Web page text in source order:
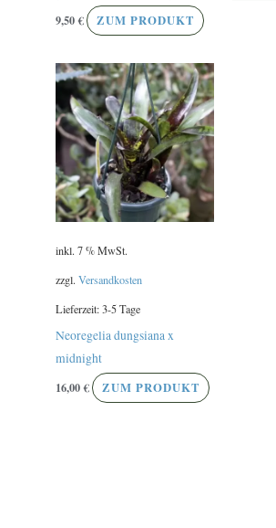
9,50€ ZUM PRODUKT
inkl. 7 % MwSt.
zzgl.Versandkosten
Lieferzeit:3-5 Tage
Neoregelia dungsiana x
midnight
16,00€ ZUM PRODUKT